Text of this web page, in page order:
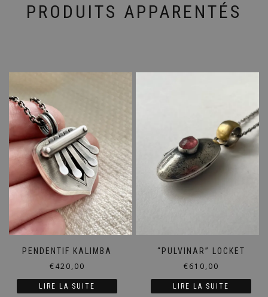
PRODUITS APPARENTÉS
PENDENTIF KALIMBA
€420,00
LIRE LA SUITE
“PULVINAR” LOCKET
€610,00
LIRE LA SUITE